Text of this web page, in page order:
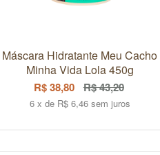
Máscara Hidratante Meu Cacho
Minha Vida Lola 450g
R$ 38,80 R$ 43,20
6 x de R$ 6,46 sem juros